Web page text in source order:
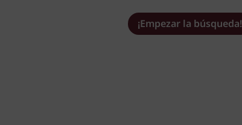
¡Empezar la búsqueda!